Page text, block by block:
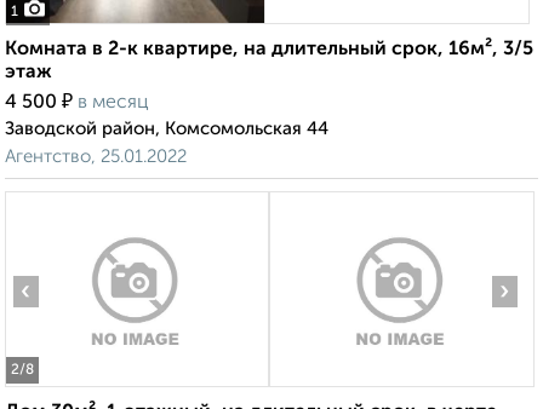
1
Комната в 2-к квартире, на длительный срок, 16м², 3/5
этаж
4 500 ₽ в месяц
Заводской район, Комсомольская 44
Агентство, 25.01.2022
2/8
‹ ›